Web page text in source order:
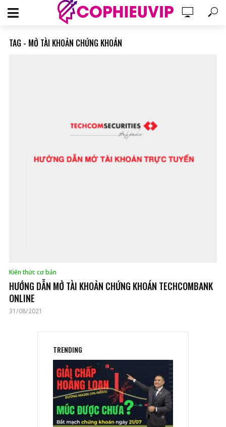
TAG - MỞ TÀI KHOẢN CHỨNG KHOÁN
Kiến thức cơ bản
HƯỚNG DẪN MỞ TÀI KHOẢN CHỨNG KHOÁN TECHCOMBANK
ONLINE
31/08/2021
TRENDING